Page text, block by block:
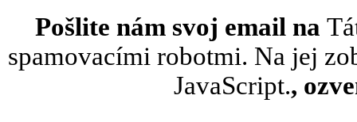
Pošlite nám svoj email na
spamovacími robotmi. Na jej
JavaScript.,